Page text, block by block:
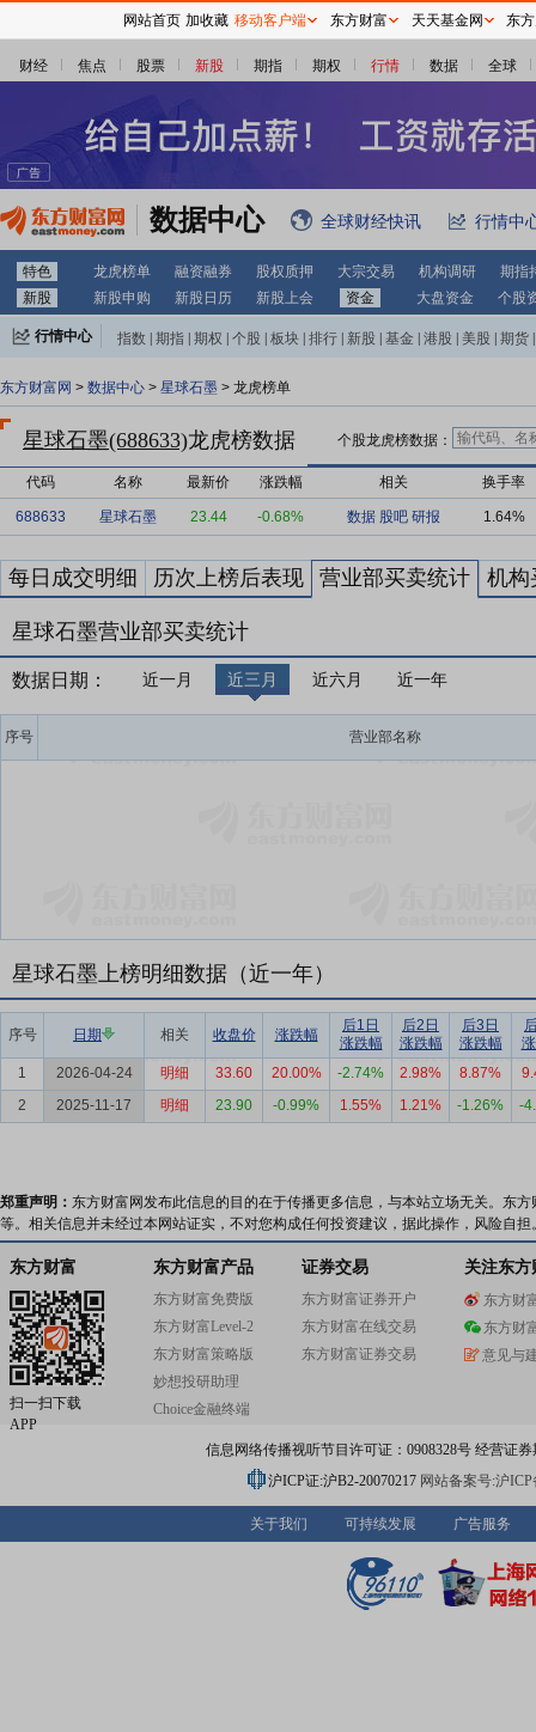
财经 焦点 股票 新股 期指 期权 行情 数据 全球
数据中心 全球财经快讯 行情中
特色 龙虎榜单 融资融券 股权质押 大宗交易 机构调研
期指
新股
新股申购 新股日历 新股上会 资金 大盘资金 个股
行情中心 指数 期指 期权 个股 板块 排行 新股 基金 港股 美股 期货
东方财富网 > 数据中心 > 星球石墨 > 龙虎榜单
星球石墨(688633)龙虎榜数据 个股龙虎榜数据：
代码 名称 最新价 涨跌幅 相关 换手率
688633 星球石墨 23.44 -0.68% 数据 股吧 研报 1.64%
每日成交明细 历次上榜后表现 营业部买卖统计 机构
星球石墨营业部买卖统计
数据日期： 近一月 近三月 近六月 近一年
序号 营业部名称
星球石墨上榜明细数据（近一年）
序号 日期 相关 收盘价 涨跌幅
后1日
涨跌幅
后2日
涨跌幅
后3日
涨跌幅
1
2026-04-24 明细 33.60 20.00% -2.74% 2.98% 8.87%
2
2025-11-17 明细 23.90 -0.99% 1.55% 1.21% -1.26% -
郑重声明： 东方财富网发布此信息的目的在于传播更多信息，与本站立场无关。东
等。相关信息并未经过本网站证实，不对您构成任何投资建议，据此操作，风险自担
网站首页 加收藏 移动客户端 东方财富 天天基金网 东